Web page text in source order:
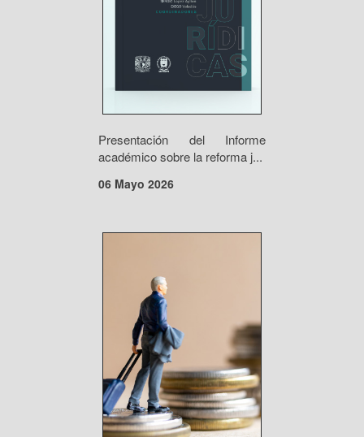
Presentación del Informe
académico sobre la reforma j...
06 Mayo 2026